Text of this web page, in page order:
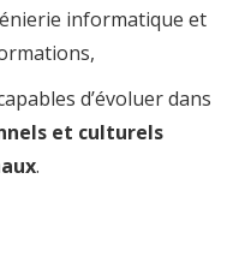
informatique et
d’évoluer dans
et culturels
.